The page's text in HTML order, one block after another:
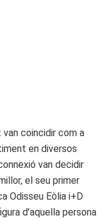
van coincidir com a
en diversos
van decidir
el seu primer
Odisseu Eòlia i+D
d’aquella persona